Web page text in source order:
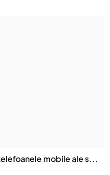
mobile ale s...